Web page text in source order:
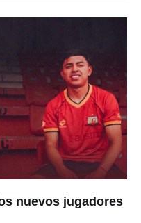
nuevos jugadores